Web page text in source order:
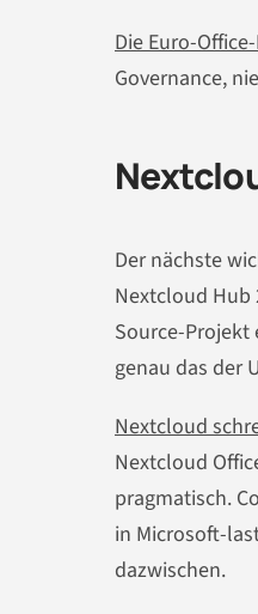
Die Euro-
Governance,
Der nächste
Nextcloud Hub
Source-
genau das der
Nextcloud
Nextcloud
pragmatisch.
in Microsoft-
dazwischen.